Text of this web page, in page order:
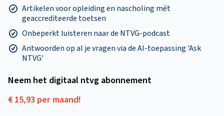
Artikelen voor opleiding en nascholing mét
geaccrediteerde toetsen
Onbeperkt luisteren naar de NTVG-podcast
Antwoorden op al je vragen via de AI-toepassing 'Ask
NTVG'
Neem het digitaal ntvg abonnement
€ 15,93 per maand!